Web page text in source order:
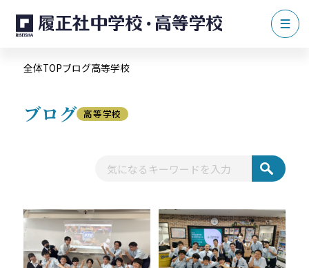
全体TOPブログ高等学校
ブログ 高等学校